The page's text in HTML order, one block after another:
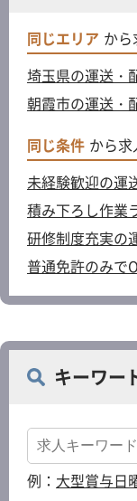
同じエリア か
埼玉県の運送・
朝霞市の運送・
同じ条件 から
未経験歓迎の運
積み下ろし作業
研修制度充実の
普通免許のみで
キーワー
例： 大型賞与日